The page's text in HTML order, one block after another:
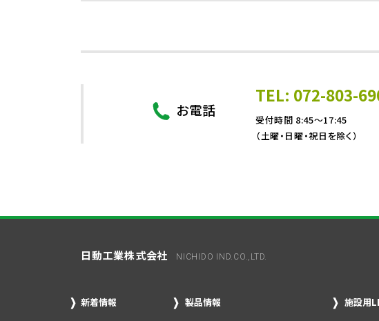
お電話
TEL: 072-803-
受付時間 8:45～17:45
（土曜・日曜・祝日を除く）
日動工業株式会社 NICHIDO IND.CO.,LTD.
新着情報 製品情報 施設用